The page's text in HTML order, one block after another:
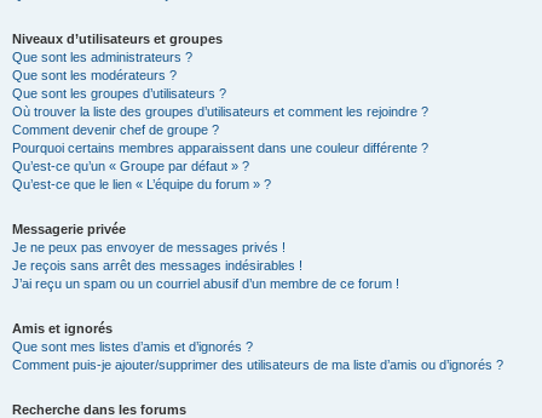
Niveaux d’utilisateurs et groupes
Que sont les administrateurs ?
Que sont les modérateurs ?
Que sont les groupes d’utilisateurs ?
Où trouver la liste des groupes d’utilisateurs et comment les rejoindre ?
Comment devenir chef de groupe ?
Pourquoi certains membres apparaissent dans une couleur différente ?
Qu’est-ce qu’un « Groupe par défaut » ?
Qu’est-ce que le lien « L’équipe du forum » ?
Messagerie privée
Je ne peux pas envoyer de messages privés !
Je reçois sans arrêt des messages indésirables !
J’ai reçu un spam ou un courriel abusif d’un membre de ce forum !
Amis et ignorés
Que sont mes listes d’amis et d’ignorés ?
Comment puis-je ajouter/supprimer des utilisateurs de ma liste d’amis ou d’ignorés ?
Recherche dans les forums